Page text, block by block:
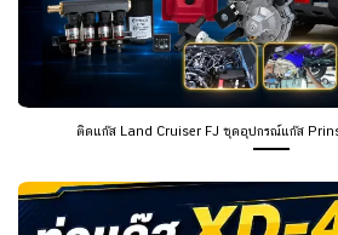
ติดแก๊ส Land Cruiser FJ ชุดอุปกรณ์แก๊ส